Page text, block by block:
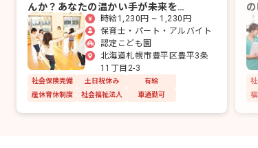
んか？あなたの温かい手が未来を育
みます。
時給1,230円 ~ 1,230円
保育士・パート・アルバイト
認定こども園
北海道札幌市豊平区豊平3条
11丁目2-3
社会保険完備 土日祝休み
有給
産休育休制度
社会福祉法人 車通勤可
ま
社
福